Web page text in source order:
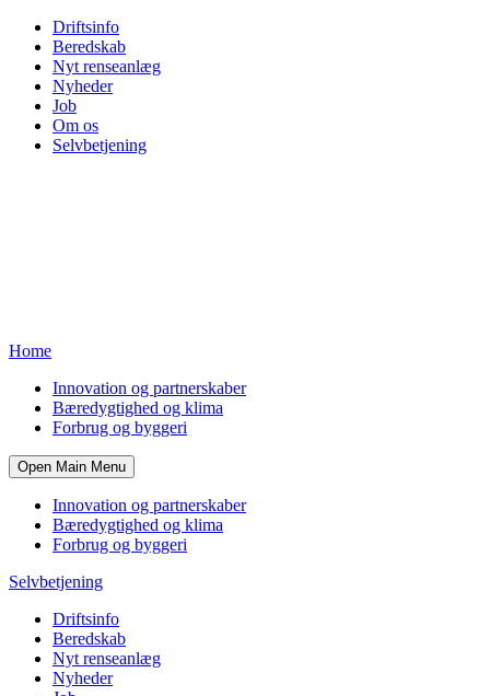
Driftsinfo
Beredskab
Nyt renseanlæg
Nyheder
Job
Om os
Selvbetjening
Home
Innovation og partnerskaber
Bæredygtighed og klima
Forbrug og byggeri
Open Main Menu
Innovation og partnerskaber
Bæredygtighed og klima
Forbrug og byggeri
Selvbetjening
Driftsinfo
Beredskab
Nyt renseanlæg
Nyheder